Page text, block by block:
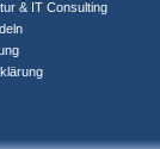
& IT Consulting